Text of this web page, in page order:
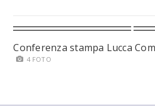
Conferenza stampa Lucca
4 FOTO